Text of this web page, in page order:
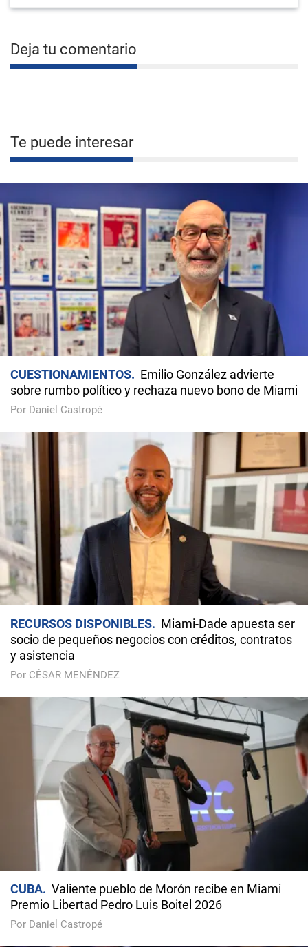
Deja tu comentario
Te puede interesar
CUESTIONAMIENTOS
Emilio González advierte
sobre rumbo político y rechaza nuevo bono de Miami
Por Daniel Castropé
RECURSOS DISPONIBLES
Miami-Dade apuesta ser
socio de pequeños negocios con créditos, contratos
y asistencia
Por CÉSAR MENÉNDEZ
CUBA
Valiente pueblo de Morón recibe en Miami
Premio Libertad Pedro Luis Boitel 2026
Por Daniel Castropé